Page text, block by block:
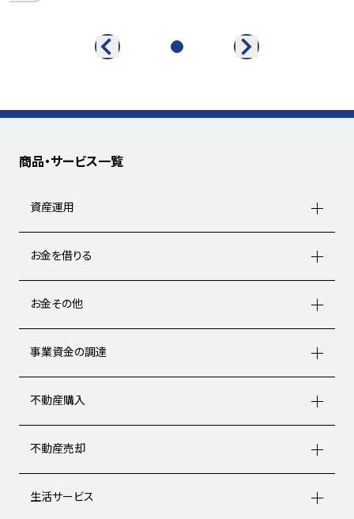
商品・サービス一覧
資産運用
お金を借りる
お金その他
事業資金の調達
不動産購入
不動産売却
生活サービス